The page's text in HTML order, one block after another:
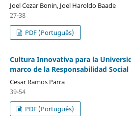
Joel Cezar Bonin, Joel Haroldo Baade
27-38
PDF (Português)
Cultura Innovativa para la
marco de la Responsabilidad
Cesar Ramos Parra
39-54
PDF (Português)